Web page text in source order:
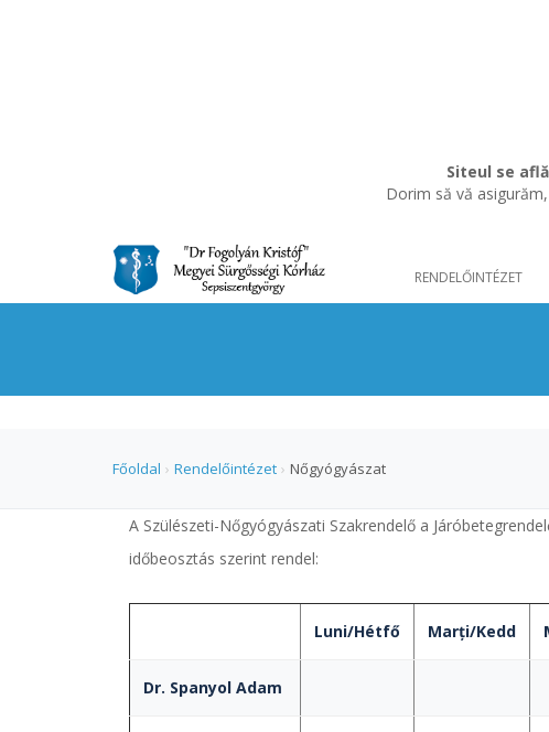
Siteul se
Dorim să vă
RENDELŐINTÉZET
Főoldal › Rendelőintézet › Nőgyógyászat
A Szülészeti-Nőgyógyászati Szakrendelő a
időbeosztás szerint rendel:
Luni/Hétfő Marți/Kedd
Dr. Spanyol Adam